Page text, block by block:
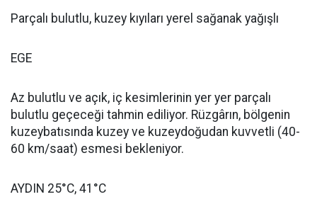
Parçalı bulutlu, kuzey kıyıları yerel sağanak yağışlı
EGE
Az bulutlu ve açık, iç kesimlerinin yer yer parçalı
bulutlu geçeceği tahmin ediliyor. Rüzgârın, bölgenin
kuzeybatısında kuzey ve kuzeydoğudan kuvvetli (40-
60 km/saat) esmesi bekleniyor.
AYDIN 25°C, 41°C